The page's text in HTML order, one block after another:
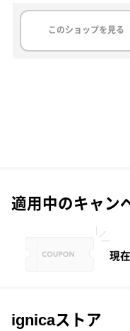
このショップを見る
適用中のキャン
現
ignicaストア